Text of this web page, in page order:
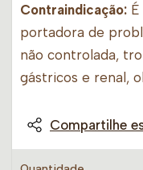
Contraindicação:
portadora de
não controlada,
gástricos e renal,
Compartilhe